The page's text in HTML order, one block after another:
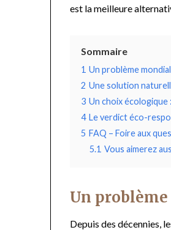
est la meilleure
Sommaire
1 Un problème
2 Une solution
3 Un choix écologique
4 Le verdict éco-
5 FAQ – Foire aux
5.1 Vous aimerez
Un
Depuis des décennies,